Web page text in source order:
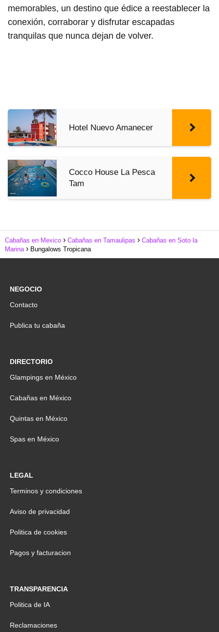
memorables, un destino que édice a reestablecer la
conexión, corraborar y disfrutar escapadas
tranquilas que nunca dejan de volver.
Hotel Nuevo Amanecer
Cocco House La Pesca
Tam
Cabañas en Mexico Cabañas en Tamaulipas
Cabañas en Soto la
Marina
Bungalows Tropicana
NEGOCIO
Contacto
Publica tu cabaña
DIRECTORIO
Glampings en México
Cabañas en México
Quintas en México
Spas en México
LEGAL
Terminos y condiciones
Aviso de privacidad
Politica de cookies
Pagos y facturacion
TRANSPARENCIA
Politica de IA
Reclamaciones